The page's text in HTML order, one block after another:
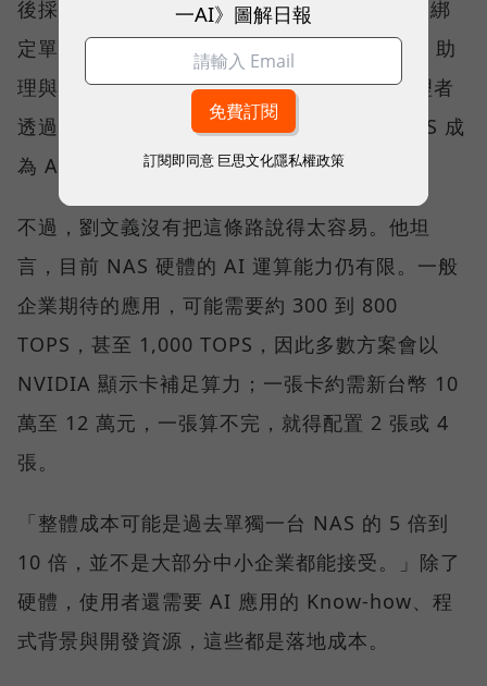
後採用哪一個模型，可由企業依需求決定，不綁
定單一 AI 供應商。QNAP 也以 QuAgent AI 助
理與模型情境協定（MCP）相關能力，讓管理者
透過自然語言查詢狀態、調整設定，並讓 NAS 成
為 AI Agent 可調用的資料節點。
不過，劉文義沒有把這條路說得太容易。他坦
言，目前 NAS 硬體的 AI 運算能力仍有限。一般
企業期待的應用，可能需要約 300 到 800
TOPS，甚至 1,000 TOPS，因此多數方案會以
NVIDIA 顯示卡補足算力；一張卡約需新台幣 10
萬至 12 萬元，一張算不完，就得配置 2 張或 4
張。
「整體成本可能是過去單獨一台 NAS 的 5 倍到
10 倍，並不是大部分中小企業都能接受。」除了
硬體，使用者還需要 AI 應用的 Know-how、程
式背景與開發資源，這些都是落地成本。
一AI》圖解日報
訂閱即同意 巨思文化隱私權政策